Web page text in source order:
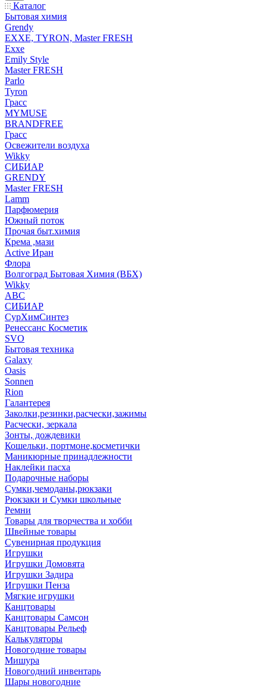
Каталог
Бытовая химия
Grendy
EXXE, TYRON, Master FRESH
Exxe
Emily Style
Master FRESH
Parlo
Tyron
Грасс
MYMUSE
BRANDFREE
Грасс
Освежители воздуха
Wikky
СИБИАР
GRENDY
Master FRESH
Lamm
Парфюмерия
Южный поток
Прочая быт.химия
Крема ,мази
Аctive Иран
Флора
Волгоград Бытовая Химия (ВБХ)
Wikky
АВС
СИБИАР
СурХимСинтез
Ренессанс Косметик
SVO
Бытовая техника
Galaxy
Oasis
Sonnen
Rion
Галантерея
Заколки,резинки,расчески,зажимы
Расчески, зеркала
Зонты, дождевики
Кошельки, портмоне,косметички
Маникюрные принадлежности
Наклейки пасха
Подарочные наборы
Сумки,чемоданы,рюкзаки
Рюкзаки и Сумки школьные
Ремни
Товары для творчества и хобби
Швейные товары
Сувенирная продукция
Игрушки
Игрушки Домовята
Игрушки Задира
Игрушки Пенза
Мягкие игрушки
Канцтовары
Канцтовары Самсон
Канцтовары Рельеф
Калькуляторы
Новогодние товары
Мишура
Новогодний инвентарь
Шары новогодние